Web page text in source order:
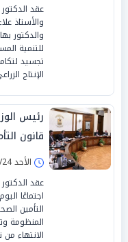
عقد
والأستاذ
والدكتور
للتنمية
تجسيد
الإنتاج
رئيس
قانون
الأحد 24/مايو/2026 - 05:25 م
عقد
اجتماعًا
التأمين
المنظومة